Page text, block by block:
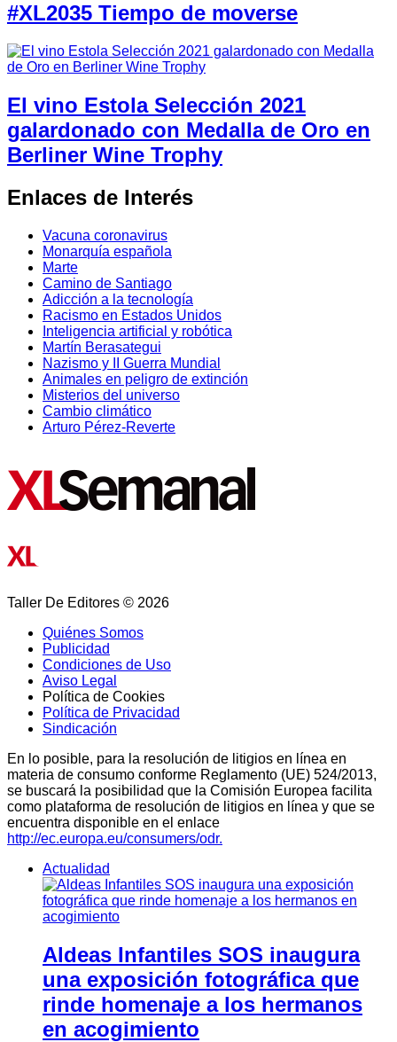
#XL2035 Tiempo de moverse
El vino Estola Selección 2021
galardonado con Medalla de Oro en
Berliner Wine Trophy
Enlaces de Interés
Vacuna coronavirus
Monarquía española
Marte
Camino de Santiago
Adicción a la tecnología
Racismo en Estados Unidos
Inteligencia artificial y robótica
Martín Berasategui
Nazismo y II Guerra Mundial
Animales en peligro de extinción
Misterios del universo
Cambio climático
Arturo Pérez-Reverte
Taller De Editores © 2026
Quiénes Somos
Publicidad
Condiciones de Uso
Aviso Legal
Política de Cookies
Política de Privacidad
Sindicación
En lo posible, para la resolución de litigios en línea en
materia de consumo conforme Reglamento (UE) 524/2013,
se buscará la posibilidad que la Comisión Europea facilita
como plataforma de resolución de litigios en línea y que se
encuentra disponible en el enlace
http://ec.europa.eu/consumers/odr.
Actualidad
Aldeas Infantiles SOS inaugura
una exposición fotográfica que
rinde homenaje a los hermanos
en acogimiento